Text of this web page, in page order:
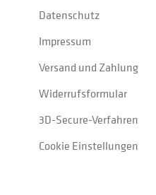
Datenschutz
Impressum
Versand und Zahlung
Widerrufsformular
3D-Secure-Verfahren
Cookie Einstellungen